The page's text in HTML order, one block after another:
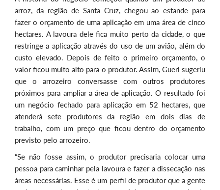
arroz, da região de Santa Cruz, chegou ao estande para
fazer o orçamento de uma aplicação em uma área de cinco
hectares. A lavoura dele fica muito perto da cidade, o que
restringe a aplicação através do uso de um avião, além do
custo elevado. Depois de feito o primeiro orçamento, o
valor ficou muito alto para o produtor. Assim, Guerl sugeriu
que o arrozeiro conversasse com outros produtores
próximos para ampliar a área de aplicação. O resultado foi
um negócio fechado para aplicação em 52 hectares, que
atenderá sete produtores da região em dois dias de
trabalho, com um preço que ficou dentro do orçamento
previsto pelo arrozeiro.
“Se não fosse assim, o produtor precisaria colocar uma
pessoa para caminhar pela lavoura e fazer a dissecação nas
áreas necessárias. Esse é um perfil de produtor que a gente